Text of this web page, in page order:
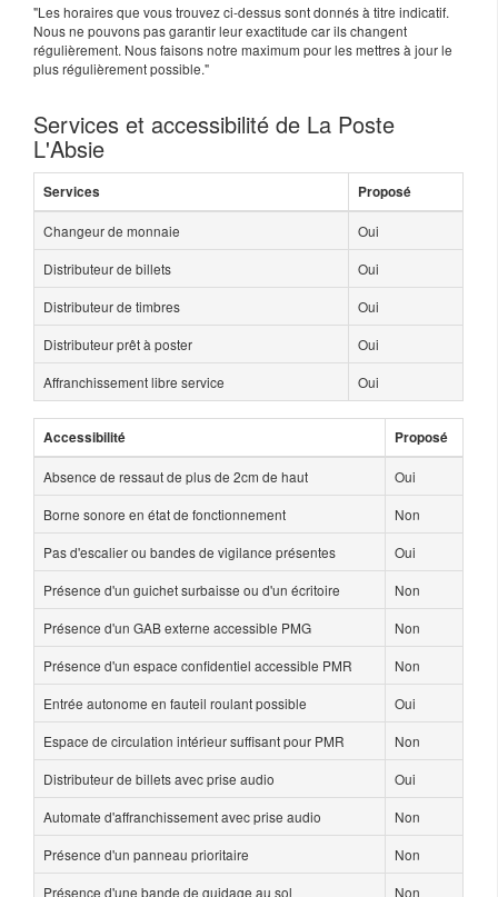
"Les horaires que vous trouvez ci-dessus sont donnés à titre indicatif.
Nous ne pouvons pas garantir leur exactitude car ils changent
régulièrement. Nous faisons notre maximum pour les mettres à jour le
plus régulièrement possible."
Services et accessibilité de La Poste
L'Absie
Services Proposé
Changeur de monnaie
Oui
Distributeur de billets
Oui
Distributeur de timbres
Oui
Distributeur prêt à poster
Oui
Affranchissement libre service
Oui
Accessibilité Proposé
Absence de ressaut de plus de 2cm de haut
Oui
Borne sonore en état de fonctionnement
Non
Pas d'escalier ou bandes de vigilance présentes
Oui
Présence d'un guichet surbaisse ou d'un écritoire
Non
Présence d'un GAB externe accessible PMG
Non
Présence d'un espace confidentiel accessible PMR
Non
Entrée autonome en fauteil roulant possible
Oui
Espace de circulation intérieur suffisant pour PMR
Non
Distributeur de billets avec prise audio
Oui
Automate d'affranchissement avec prise audio
Non
Présence d'un panneau prioritaire
Non
Présence d'une bande de guidage au sol
Non